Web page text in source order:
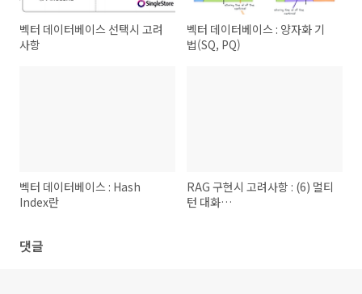
벡터 데이터베이스 선택시 고려
사항
벡터 데이터베이스 : 양자화 기
법(SQ, PQ)
벡터 데이터베이스 : Hash
Index란
RAG 구현시 고려사항 : (6) 멀티
턴 대화
댓글